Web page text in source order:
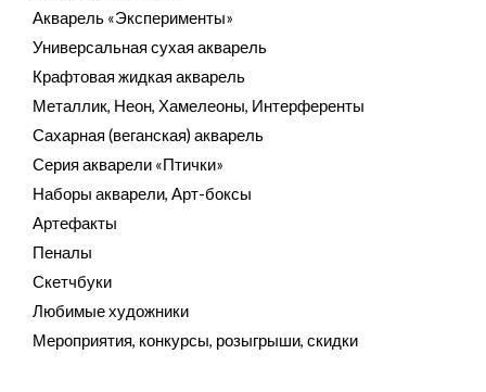
Акварель «Эксперименты»
Универсальная сухая акварель
Крафтовая жидкая акварель
Металлик, Неон, Хамелеоны, Интерференты
Сахарная (веганская) акварель
Серия акварели «Птички»
Наборы акварели, Арт-боксы
Артефакты
Пеналы
Скетчбуки
Любимые художники
Мероприятия, конкурсы, розыгрыши, скидки